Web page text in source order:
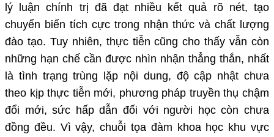
lý luận chính trị đã đạt nhiều kết quả rõ nét, tạo
chuyển biến tích cực trong nhận thức và chất lượng
đào tạo. Tuy nhiên, thực tiễn cũng cho thấy vẫn còn
những hạn chế cần được nhìn nhận thẳng thắn, nhất
là tình trạng trùng lặp nội dung, độ cập nhật chưa
theo kịp thực tiễn mới, phương pháp truyền thụ chậm
đổi mới, sức hấp dẫn đối với người học còn chưa
đồng đều. Vì vậy, chuỗi tọa đàm khoa học khu vực